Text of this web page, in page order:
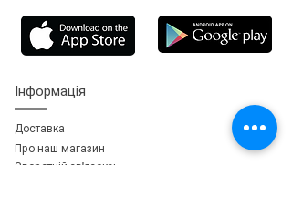
Інформація
Доставка
Про наш магазин
Зворотній зв'язокзь